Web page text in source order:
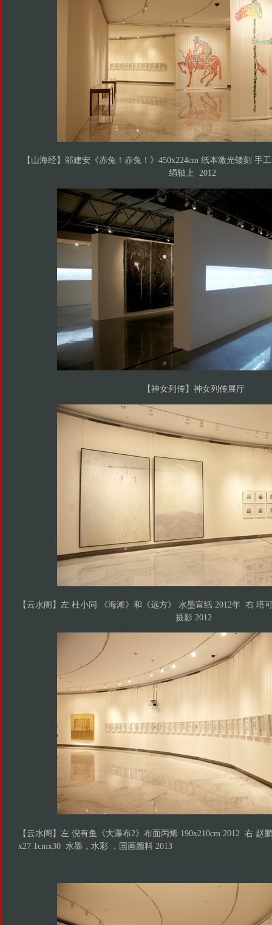
【山海经】邬建安《赤兔！赤兔！》450x224cm 纸本激光镂刻 手
绢轴上 2012
【神女列传】神女列传展厅
【云水阁】左 杜小同 《海滩》和《远方》 水墨宣纸 2012年 右 塔
摄影 2012
【云水阁】左 倪有鱼《大瀑布2》布面丙烯 190x210cm 2012 右 赵
x27.1cmx30 水墨，水彩 ，国画颜料 2013